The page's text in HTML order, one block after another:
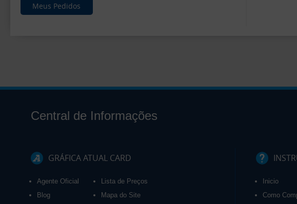
Meus Pedidos
Central de Informações
GRÁFICA ATUAL CARD
Agente Oficial
Blog
Lista de Preços
Mapa do Site
Inicio
Como